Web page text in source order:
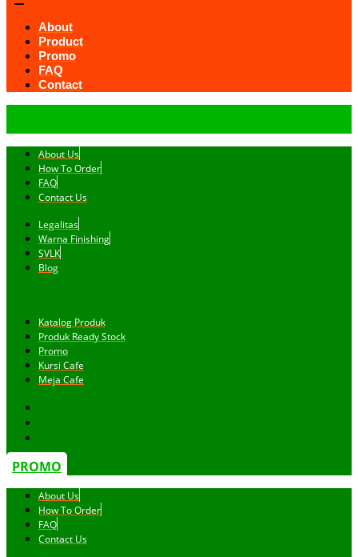
About
Product
Promo
FAQ
Contact
About Us
How To Order
FAQ
Contact Us
Legalitas
Warna Finishing
SVLK
Blog
Katalog Produk
Produk Ready Stock
Promo
Kursi Cafe
Meja Cafe
PROMO
About Us
How To Order
FAQ
Contact Us